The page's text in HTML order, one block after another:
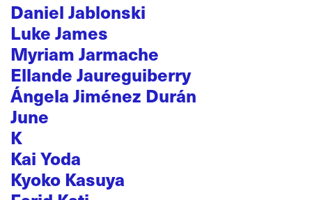
Daniel Jablonski
Luke James
Myriam Jarmache
Ellande Jaureguiberry
Ángela Jiménez Durán
June
K
Kai Yoda
Kyoko Kasuya